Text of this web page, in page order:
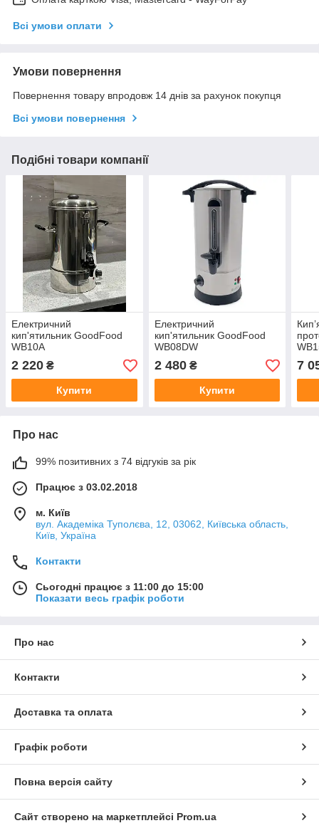
Всі умови оплати
Умови повернення
Повернення товару впродовж 14 днів за рахунок покупця
Всі умови повернення
Подібні товари компанії
Електричний
кип'ятильник GoodFood
WB10A
2 220 ₴
Купити
Електричний
кип'ятильник GoodFood
WB08DW
2 480₴
Купити
7
Про нас
99% позитивних з 74 відгуків за рік
Працює з 03.02.2018
м. Київ
вул. Академіка Туполєва, 12, 03062, Київська область,
Київ, Україна
Контакти
Сьогодні працює з 11:00 до 15:00
Показати весь графік роботи
Про нас
Контакти
Доставка та оплата
Графік роботи
Повна версія сайту
Сайт створено на маркетплейсі Prom.ua